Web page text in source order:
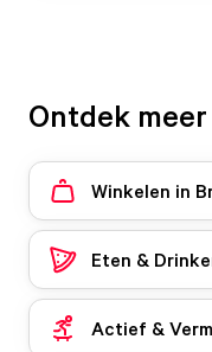
Ontdek
Winkelen in
Eten &
Actief &